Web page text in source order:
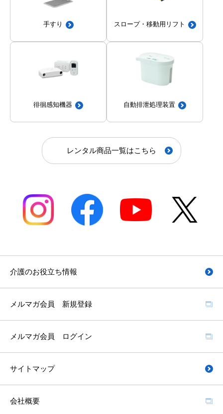
手すり スロープ・移動用リフト
徘徊感知機器 自動排泄処理装置
レンタル商品一覧はこちら
介護のお役立ち情報
メルマガ会員 新規登録
メルマガ会員 ログイン
サイトマップ
会社概要